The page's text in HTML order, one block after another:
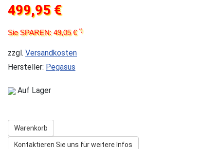
499,95 €
Sie SPAREN: 49,05 €*)
zzgl. Versandkosten
Hersteller: Pegasus
Auf Lager
Warenkorb
Kontaktieren Sie uns für weitere Infos